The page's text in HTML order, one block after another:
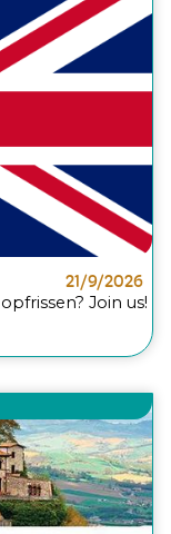
21/9/2026
Join us!